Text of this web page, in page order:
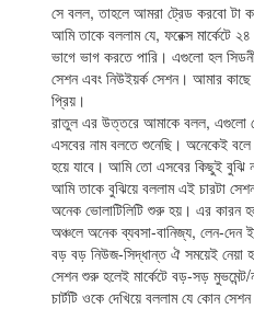
সে বলল, তাহলে আমরা ট্রেড করবো টা
আমি তাকে বললাম যে, ফরেক্স মার্কেটে
ভাগে ভাগ করতে পারি। এগুলো হল
সেশন এবং নিউইয়র্ক সেশন। আমার কাছে
প্রিয়।
রাতুল এর উত্তরে আমাকে বলল, এগুলো
এসবের নাম বলতে শুনেছি। অনেকেই
হয়ে যাবে। আমি তো এসবের কিছুই বুঝি
আমি তাকে বুঝিয়ে বললাম এই চারটা
অনেক ভোলাটিলিটি শুরু হয়। এর কারন
অঞ্চলে অনেক ব্যবসা-বানিজ্য, লেন-দেন
বড় বড় নিউজ-সিদ্ধান্ত ঐ সময়েই নেয়া
সেশন শুরু হলেই মার্কেটে বড়-সড়
চার্টটি ওকে দেখিয়ে বললাম যে কোন